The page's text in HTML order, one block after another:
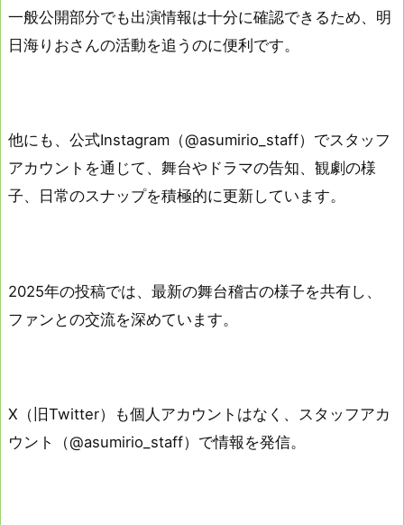
一般公開部分でも出演情報は十分に確認できるため、明
日海りおさんの活動を追うのに便利です。
他にも、公式Instagram（@asumirio_staff）でスタッフ
アカウントを通じて、舞台やドラマの告知、観劇の様
子、日常のスナップを積極的に更新しています。
2025年の投稿では、最新の舞台稽古の様子を共有し、
ファンとの交流を深めています。
X（旧Twitter）も個人アカウントはなく、スタッフアカ
ウント（@asumirio_staff）で情報を発信。